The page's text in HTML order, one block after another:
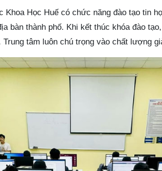
Khoa Học Huế có chức năng đào tạo tin
bàn thành phố. Khi kết thúc khóa đào
tâm luôn chú trọng vào chất lượng